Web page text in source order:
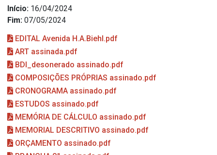
Início: 16/04/2024
Fim: 07/05/2024
EDITAL Avenida H.A.Biehl.pdf
ART assinada.pdf
BDI_desonerado assinado.pdf
COMPOSIÇÕES PRÓPRIAS assinado.pdf
CRONOGRAMA assinado.pdf
ESTUDOS assinado.pdf
MEMÓRIA DE CÁLCULO assinado.pdf
MEMORIAL DESCRITIVO assinado.pdf
ORÇAMENTO assinado.pdf